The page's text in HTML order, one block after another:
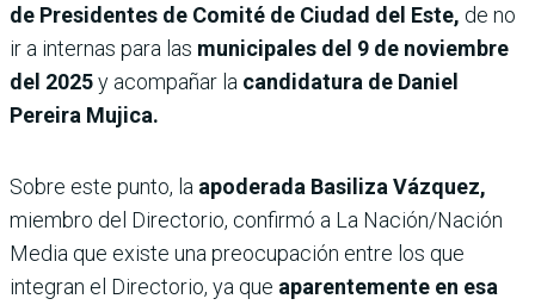
de Presidentes de Comité de Ciudad del Este, de no
ir a internas para las municipales del 9 de noviembre
del 2025y acompañar la candidatura de Daniel
Pereira Mujica.
Sobre este punto, la apoderada Basiliza Vázquez,
miembro del Directorio, confirmó a La Nación/Nación
Media que existe una preocupación entre los que
integran el Directorio, ya que aparentemente en esa